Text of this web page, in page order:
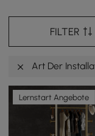
FILTER
Art Der
Lernstart Angebote